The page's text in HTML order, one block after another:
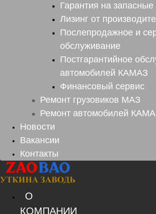
Гарантия на запасные
Лизинг от
Послепродажное и
обслуживание
Постгарантийное
автомобилей КАМАЗ
Финансовый сервис
Ремонт грузовиков МАЗ
Ремонт автомобилей
Новости
Вакансии
Контакты
О
КОМПАНИИ